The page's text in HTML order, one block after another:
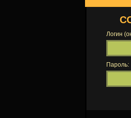
Логин
Пароль: